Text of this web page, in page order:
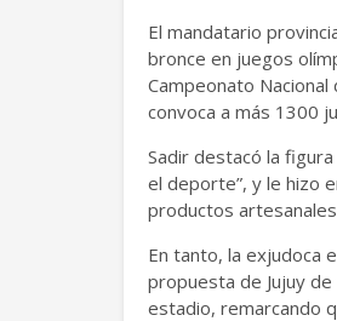
El mandatario
bronce en juegos
Campeonato
convoca a más 1300
Sadir destacó la
el deporte”, y le hizo
productos
En tanto, la exjudoca
propuesta de Jujuy
estadio, remarcando